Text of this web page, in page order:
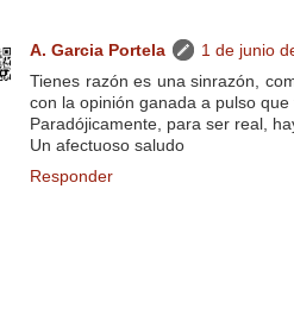
A. Garcia Portela
1 de junio
Tienes razón es una sinrazón,
con la opinión ganada a pulso
Paradójicamente, para ser real,
Un afectuoso saludo
Responder